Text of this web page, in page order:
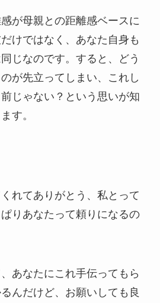
が母親との距離感ベースに
けではなく、あなた自身も
じなのです。すると、どう
が先立ってしまい、これし
じゃない？という思いが知
す。
くれてありがとう、私とって
りあなたって頼りになるの
あなたにこれ手伝ってもら
んだけど、お願いしても良